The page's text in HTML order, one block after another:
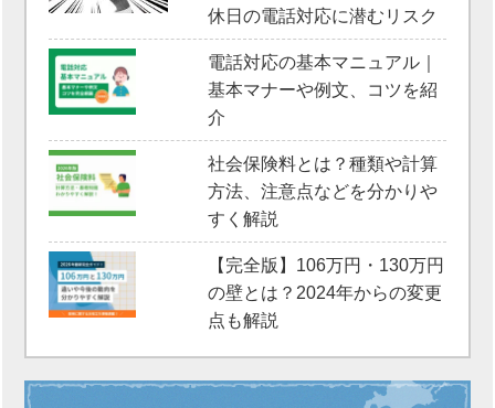
休日の電話対応に潜むリスク
電話対応の基本マニュアル｜
基本マナーや例文、コツを紹
介
社会保険料とは？種類や計算
方法、注意点などを分かりや
すく解説
【完全版】106万円・130万円
の壁とは？2024年からの変更
点も解説